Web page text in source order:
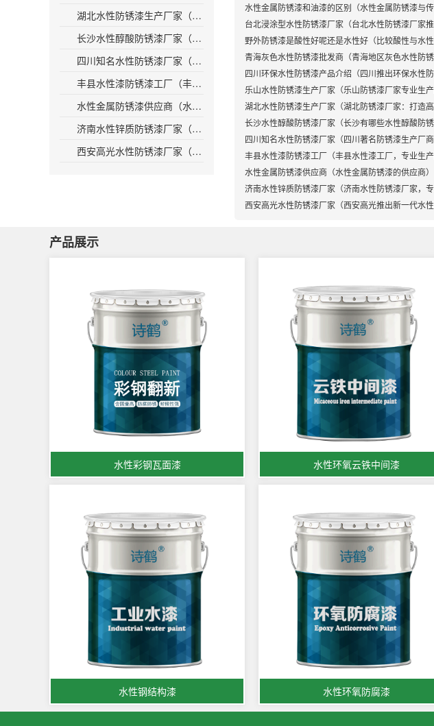
湖北水性防锈漆生产厂家（湖北防锈漆厂家：打造高质量水性防锈漆产品）
长沙水性醇酸防锈漆厂家（长沙有哪些水性醇酸防锈漆厂家值得关注？）
四川知名水性防锈漆厂家（四川著名防锈漆生产厂商）
丰县水性漆防锈漆工厂（丰县水性漆工厂，专业生产防锈漆，产品质量可靠）
水性金属防锈漆供应商（水性金属防锈漆的供应商）
济南水性锌质防锈漆厂家（济南水性防锈漆厂家，专业提供锌质防锈漆产品）
西安高光水性防锈漆厂家（西安高光推出新一代水性防锈漆，防锈效果更佳）
水性金属防锈漆和油漆的区别（水性金属防锈漆与传
台北浸涂型水性防锈漆厂家（台北水性防锈漆厂家推
野外防锈漆是酸性好呢还是水性好（比较酸性与水
青海灰色水性防锈漆批发商（青海地区灰色水性防锈
四川环保水性防锈漆产品介绍（四川推出环保水性
乐山水性防锈漆生产厂家（乐山防锈漆厂家专业生产
湖北水性防锈漆生产厂家（湖北防锈漆厂家：打造高
长沙水性醇酸防锈漆厂家（长沙有哪些水性醇酸防锈
四川知名水性防锈漆厂家（四川著名防锈漆生产厂商
丰县水性漆防锈漆工厂（丰县水性漆工厂，专业生
水性金属防锈漆供应商（水性金属防锈漆的供应商）
济南水性锌质防锈漆厂家（济南水性防锈漆厂家，
西安高光水性防锈漆厂家（西安高光推出新一代水
产品展示
水性彩钢瓦面漆 水性环氧云铁中间漆
水性钢结构漆 水性环氧防腐漆